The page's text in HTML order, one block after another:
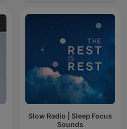
Slow Radio | Sleep Focus
Sounds